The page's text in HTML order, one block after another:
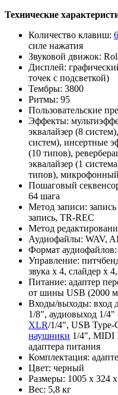
Технические
Количество клавиш:
силе нажатия
Звуковой движок:
Дисплей:
точек с подсветкой)
Тембры: 3800
Ритмы: 95
Пользовательские
Эффекты:
эквалайзер (8
систем), инсертные
(10 типов),
эквалайзер (1
типов),
Пошаговый
64 шага
Метод записи:
запись, TR-REC
Метод
Аудиофайлы: WAV,
Формат
Управление:
звука x 4, слайдер x
Питание: адаптер
от шины USB (2000
Входы/выходы: вход
1/8", аудиовыход 1/
XLR/1/4", USB Type-
наушники 1/4", MIDI
адаптера питания
Комплектация:
Цвет: черный
Размеры: 1005 х 324
Вес: 5,8 кг